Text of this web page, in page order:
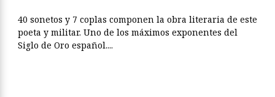
40 sonetos y 7 coplas componen la obra literaria de este
poeta y militar. Uno de los máximos exponentes del
Siglo de Oro español....